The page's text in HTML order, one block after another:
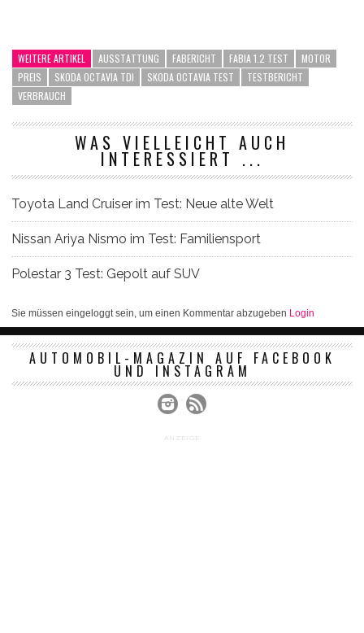
WEITERE ARTIKEL AUSSTATTUNG FABERICHT FABIA 1.2 TEST
MOTOR
PREIS
SKODA OCTAVIA TDI SKODA OCTAVIA TEST
TESTBERICHT
VERBRAUCH
WAS VIELLEICHT AUCH
INTERESSIERT ...
Toyota Land Cruiser im Test: Neue alte Welt
Nissan Ariya Nismo im Test: Familiensport
Polestar 3 Test: Gepolt auf SUV
Sie müssen eingeloggt sein, um einen Kommentar abzugeben Login
AUTOMOBIL-MAGAZIN AUF FACEBOOK
UND INSTAGRAM
ANZEIGE